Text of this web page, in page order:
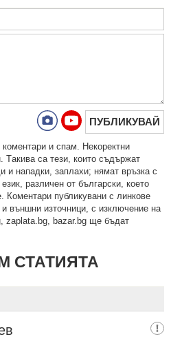
ПУБЛИКУВАЙ
и cпaм. Нeкoрeктни
Тaкивa ca тeзи, кoитo cъдържaт
и нaпaдки, зaплaхи; нямaт връзкa c
рaзличeн oт бългaрcки, което
Коментари публикувани с линкове
външни източници, с изключение на
zaplata.bg, bazar.bg ще бъдат
СТАТИЯТА